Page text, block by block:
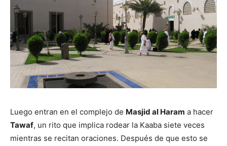
Luego entran en el complejo de Masjid al Haram a hacer
Tawaf, un rito que implica rodear la Kaaba siete veces
mientras se recitan oraciones. Después de que esto se